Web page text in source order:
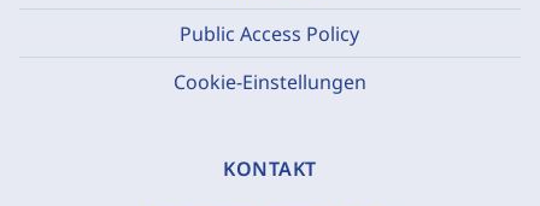
Public Access Policy
Cookie-Einstellungen
KONTAKT